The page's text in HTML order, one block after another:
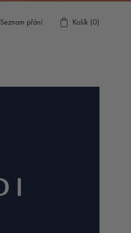
Seznam přání Košík (0)